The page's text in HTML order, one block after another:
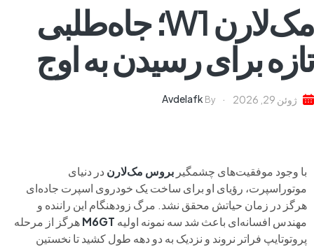
مک‌لارن W1؛ جاه‌طلبی
تازه برای رسیدن به اوج
ژوئن 29, 2026 By
Avdelafk
با وجود موفقیت‌های چشمگیر بروس مک‌لارن در دنیای
موتوراسپرت، رؤیای او برای ساخت یک خودروی اسپرت جاده‌ای
هرگز در زمان حیاتش محقق نشد. مرگ زودهنگام این راننده و
مهندس افسانه‌ای باعث شد سه نمونه اولیه M6GTهرگز از مرحله
پروتوتایپ فراتر نروند و نزدیک به دو دهه طول کشید تا نخستین